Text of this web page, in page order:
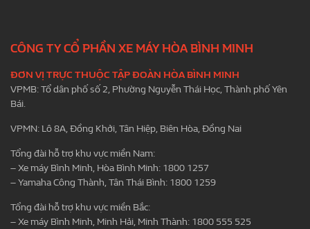
CÔNG TY CỔ PHẦN XE MÁY HÒA BÌNH MINH
ĐƠN VỊ TRỰC THUỘC TẬP ĐOÀN HÒA BÌNH MINH
VPMB: Tổ dân phố số 2, Phường Nguyễn Thái Học, Thành phố Yên
Bái.
VPMN: Lô 8A, Đồng Khởi, Tân Hiệp, Biên Hòa, Đồng Nai
Tổng đài hỗ trợ khu vực miền Nam:
– Xe máy Bình Minh, Hòa Bình Minh: 1800 1257
– Yamaha Công Thành, Tân Thái Bình: 1800 1259
Tổng đài hỗ trợ khu vực miền Bắc:
– Xe máy Bình Minh, Minh Hải, Minh Thành: 1800 555 525